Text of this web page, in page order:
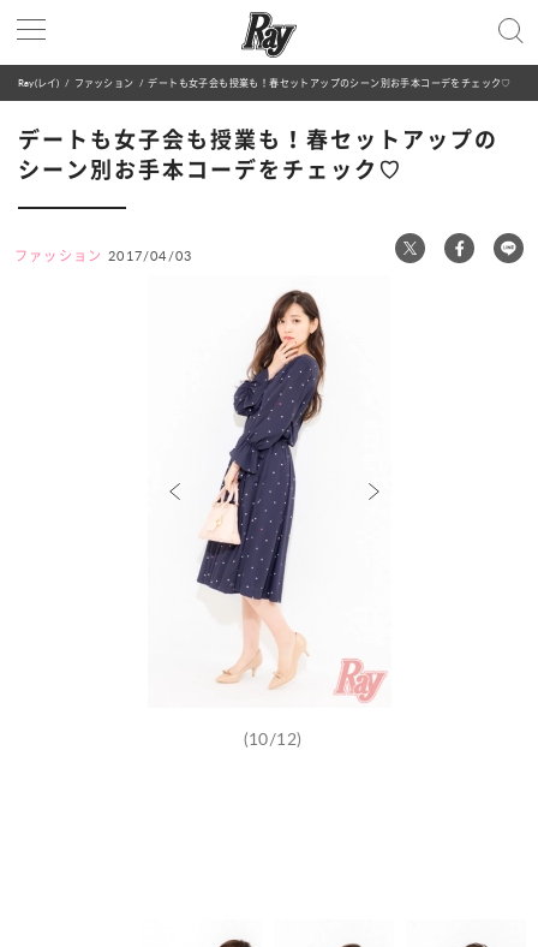
Ray(レイ) ファッション デートも女子会も授業も！春セットアップのシーン別お手本コーデをチェック♡
デートも女子会も授業も！春セットアップの
シーン別お手本コーデをチェック♡
ファッション 2017/04/03
(10/12)